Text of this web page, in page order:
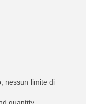
nessun limite di